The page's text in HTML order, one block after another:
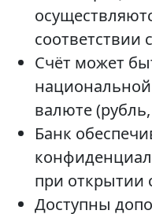
Счёт может
валюте
Банк
при открытии
Доступны